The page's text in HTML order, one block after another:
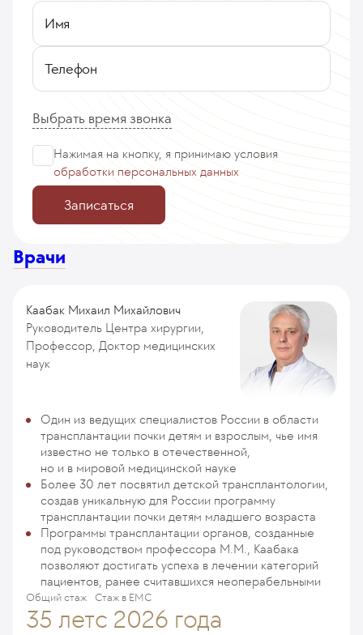
Имя
Телефон
Выбрать время звонка
Нажимая на кнопку, я принимаю условия
обработки персональных данных
Записаться
Врачи
Каабак Михаил Михайлович
Руководитель Центра хирургии,
Профессор, Доктор медицинских
наук
Один из ведущих специалистов России в области
трансплантации почки детям и взрослым, чье имя
известно не только в отечественной,
но и в мировой медицинской науке
Более 30 лет посвятил детской трансплантологии,
создав уникальную для России программу
трансплантации почки детям младшего возраста
Программы трансплантации органов, созданные
под руководством профессора М.М., Каабака
позволяют достигать успеха в лечении категорий
пациентов, ранее считавшихся неоперабельными
Общий стаж
35 лет
Стаж в ЕМС
с 2026 года